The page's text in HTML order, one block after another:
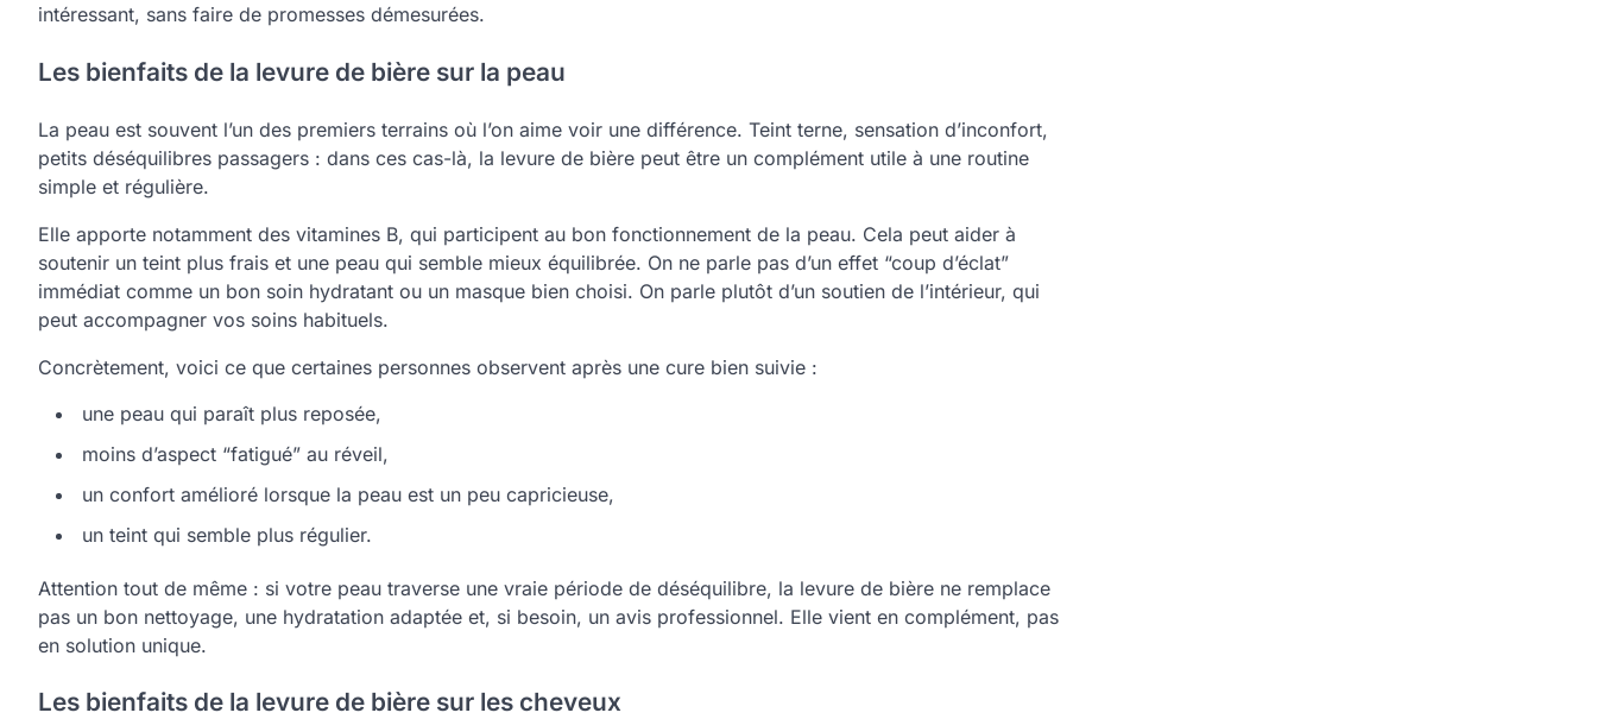
intéressant, sans faire de promesses démesurées.
Les bienfaits de la levure de bière sur la peau
La peau est souvent l’un des premiers terrains où l’on aime voir une différence. Teint terne, sensation d’inconfort,
petits déséquilibres passagers : dans ces cas-là, la levure de bière peut être un complément utile à une routine
simple et régulière.
Elle apporte notamment des vitamines B, qui participent au bon fonctionnement de la peau. Cela peut aider à
soutenir un teint plus frais et une peau qui semble mieux équilibrée. On ne parle pas d’un effet “coup d’éclat”
immédiat comme un bon soin hydratant ou un masque bien choisi. On parle plutôt d’un soutien de l’intérieur, qui
peut accompagner vos soins habituels.
Concrètement, voici ce que certaines personnes observent après une cure bien suivie :
une peau qui paraît plus reposée,
moins d’aspect “fatigué” au réveil,
un confort amélioré lorsque la peau est un peu capricieuse,
un teint qui semble plus régulier.
Attention tout de même : si votre peau traverse une vraie période de déséquilibre, la levure de bière ne remplace
pas un bon nettoyage, une hydratation adaptée et, si besoin, un avis professionnel. Elle vient en complément, pas
en solution unique.
Les bienfaits de la levure de bière sur les cheveux